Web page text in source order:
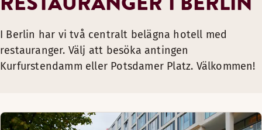
I Berlin har vi två centralt belägna hotell med
restauranger. Välj att besöka antingen
Kurfurstendamm eller Potsdamer Platz. Välkommen!